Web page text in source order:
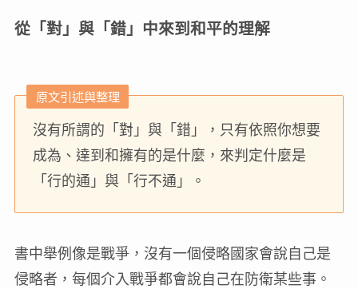
從「對」與「錯」中來到和平的理解
原文引述與整理
沒有所謂的「對」與「錯」，只有依照你想要
成為、達到和擁有的是什麼，來判定什麼是
「行的通」與「行不通」。
書中舉例像是戰爭，沒有一個侵略國家會說自己是
侵略者，每個介入戰爭都會說自己在防衛某些事。